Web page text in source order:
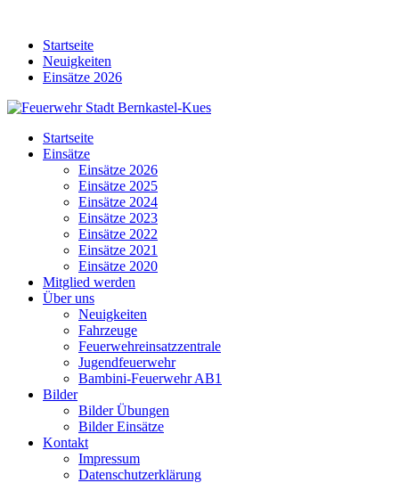
contentStartseite
Neuigkeiten
Einsätze 2026
Startseite
Einsätze
Einsätze 2026
Einsätze 2025
Einsätze 2024
Einsätze 2023
Einsätze 2022
Einsätze 2021
Einsätze 2020
Mitglied werden
Über uns
Neuigkeiten
Fahrzeuge
Feuerwehreinsatzzentrale
Jugendfeuerwehr
Bambini-Feuerwehr AB1
Bilder
Bilder Übungen
Bilder Einsätze
Kontakt
Impressum
Datenschutzerklärung